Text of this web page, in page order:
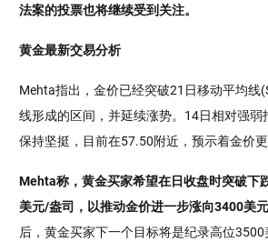
法案的投票也将继续受到关注。
黄金最新交易分析
Mehta指出，金价已经突破21日移动平均线
线形成的区间，并延续涨势。14日相对强弱
保持坚挺，目前在57.50附近，预示着金价更
Mehta称，黄金买家希望在日收盘时突破下
美元/盎司，以推动金价进一步涨向3400美元
后，黄金买家下一个目标将是纪录高位3500